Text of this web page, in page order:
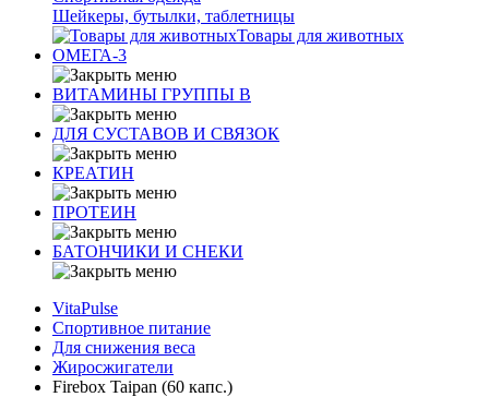
Шейкеры, бутылки, таблетницы
Товары для животных
ОМЕГА-3
ВИТАМИНЫ ГРУППЫ В
ДЛЯ СУСТАВОВ И СВЯЗОК
КРЕАТИН
ПРОТЕИН
БАТОНЧИКИ И СНЕКИ
VitaPulse
Спортивное питание
Для снижения веса
Жиросжигатели
Firebox Taipan (60 капс.)